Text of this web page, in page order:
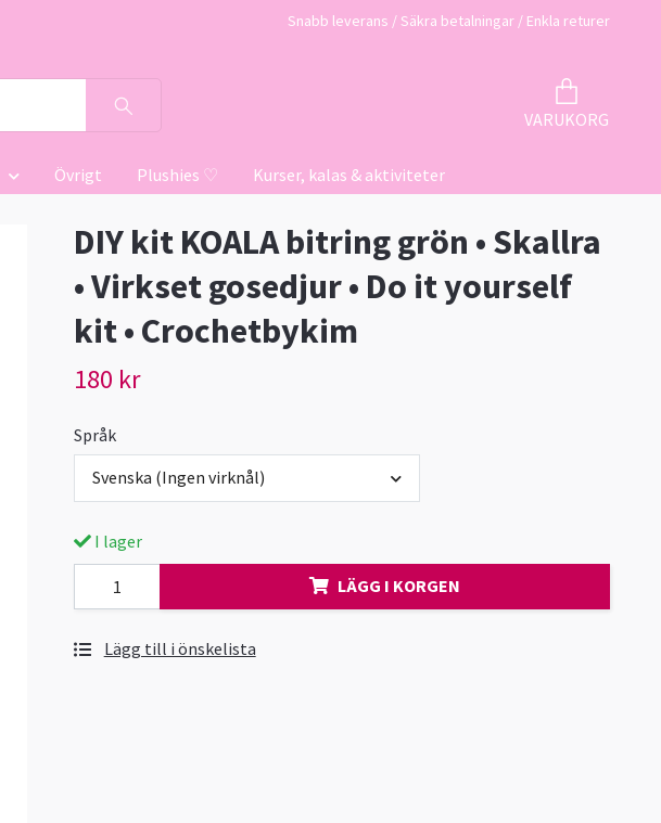
Snabb leverans / Säkra betalningar / Enkla returer
VARUKORG
Övrigt Plushies ♡ Kurser, kalas & aktiviteter
DIY kit KOALA bitring grön • Skallra
• Virkset gosedjur • Do it yourself
kit • Crochetbykim
180 kr
Språk
Svenska (Ingen virknål)
I lager
LÄGG I KORGEN
Lägg till i önskelista